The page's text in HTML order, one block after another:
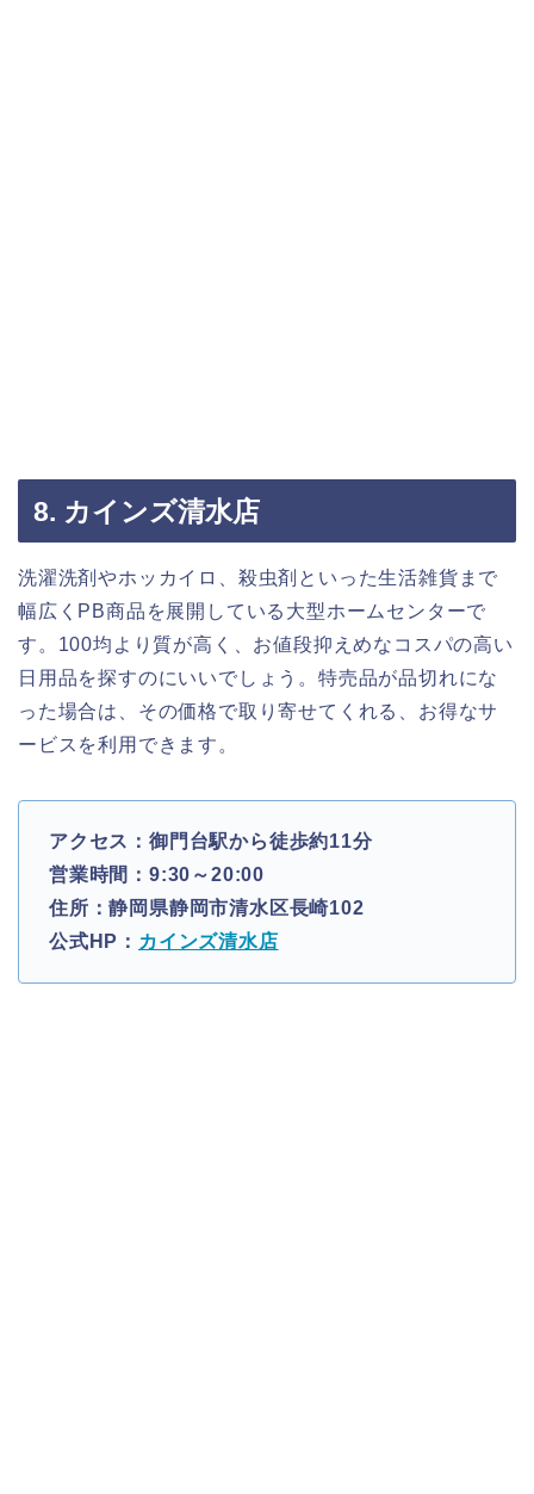
8. カインズ清水店
洗濯洗剤やホッカイロ、殺虫剤といった生活雑貨まで
幅広くPB商品を展開している大型ホームセンターで
す。100均より質が高く、お値段抑えめなコスパの高い
日用品を探すのにいいでしょう。特売品が品切れにな
った場合は、その価格で取り寄せてくれる、お得なサ
ービスを利用できます。
アクセス：御門台駅から徒歩約11分
営業時間：9:30～20:00
住所：静岡県静岡市清水区長崎102
公式HP： カインズ清水店